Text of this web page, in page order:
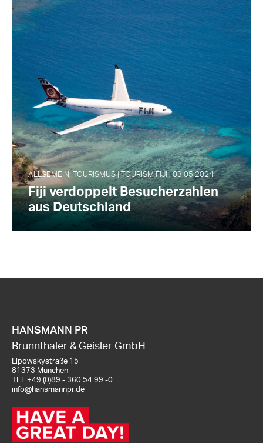
ALLGEMEIN, TOURISMUS | TOURISM FIJI | 03.05.2024
Fiji verdoppelt Besucherzahlen
aus Deutschland
HANSMANN PR
Brunnthaler & Geisler GmbH
Lipowskystraße 15
81373 München
TEL +49 (0)89 - 360 54 99 -0
info@hansmannpr.de